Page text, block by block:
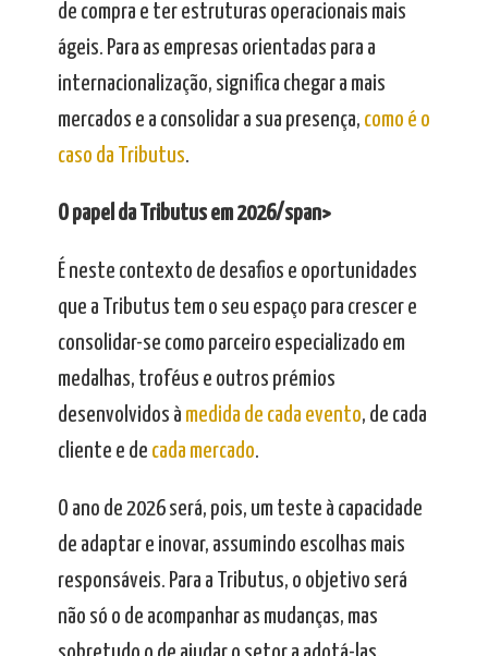
de compra e ter estruturas operacionais mais
ágeis. Para as empresas orientadas para a
internacionalização, significa chegar a mais
mercados e a consolidar a sua presença, como é o
caso da Tributus.
O papel da Tributus em 2026/span>
É neste contexto de desafios e oportunidades
que a Tributus tem o seu espaço para crescer e
consolidar-se como parceiro especializado em
medalhas, troféus e outros prémios
desenvolvidos à medida de cada evento, de cada
cliente e de cada mercado.
O ano de 2026 será, pois, um teste à capacidade
de adaptar e inovar, assumindo escolhas mais
responsáveis. Para a Tributus, o objetivo será
não só o de acompanhar as mudanças, mas